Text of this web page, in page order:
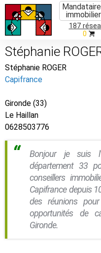
immobilier
187
0
Stéphanie
Stéphanie ROGER
Capifrance
Gironde (33)
Le Haillan
0628503776
Bonjour je suis
département 33
conseillers
Capifrance depuis
des réunions
opportunités de
Gironde.